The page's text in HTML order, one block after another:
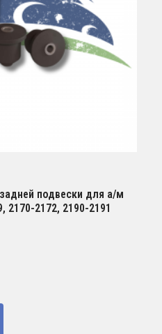
подвески для а/м
2170-2172, 2190-2191